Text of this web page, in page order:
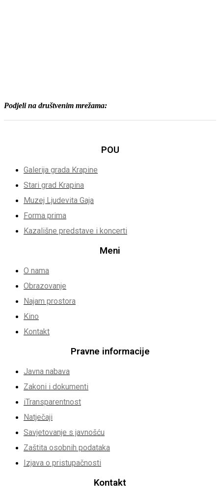
Podjeli na društvenim mrežama:
POU
Galerija grada Krapine
Stari grad Krapina
Muzej Ljudevita Gaja
Forma prima
Kazališne predstave i koncerti
Meni
O nama
Obrazovanje
Najam prostora
Kino
Kontakt
Pravne informacije
Javna nabava
Zakoni i dokumenti
iTransparentnost
Natječaji
Savjetovanje s javnošću
Zaštita osobnih podataka
Izjava o pristupačnosti
Kontakt